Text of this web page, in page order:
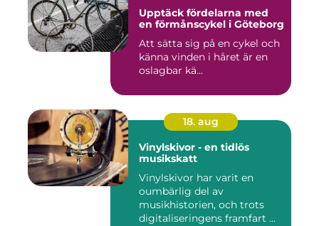
Upptäck fördelarna med
en förmånscykel i Göteborg
Att sätta sig på en cykel och
känna vinden i håret är en
oslagbar kä...
18. aug
Vinylskivor - en tidlös
musikskatt
Vinylskivor har varit en
oumbärlig del av
musikhistorien, och trots
digitaliseringens framfart ...